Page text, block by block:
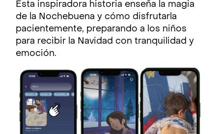
Esta inspiradora historia enseña la magia
de la Nochebuena y cómo disfrutarla
pacientemente, preparando a los niños
para recibir la Navidad con tranquilidad y
emoción.